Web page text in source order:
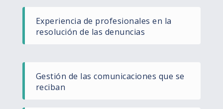
Experiencia de profesionales en la
resolución de las denuncias
Gestión de las comunicaciones que se
reciban